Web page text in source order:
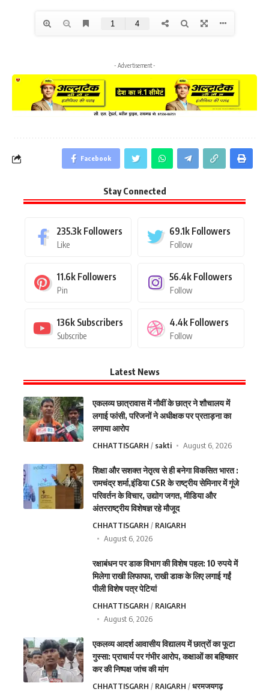
- Advertisement -
Facebook
Stay Connected
235.3k Followers
Like
69.1k Followers
Follow
11.6k Followers
Pin
56.4k Followers
Follow
136k Subscribers
Subscribe
4.4k Followers
Follow
Latest News
एकलव्य छात्रावास में नौवीं के छात्र ने शौचालय में
लगाई फांसी, परिजनों ने अधीक्षक पर प्रताड़ना का
लगाया आरोप
CHHATTISGARH sakti August 6, 2026
शिक्षा और सशक्त नेतृत्व से ही बनेगा विकसित भारत :
रामचंद्र शर्मा,इंडिया CSR के राष्ट्रीय सेमिनार में गूंजे
परिवर्तन के विचार, उद्योग जगत, मीडिया और
अंतरराष्ट्रीय विशेषज्ञ रहे मौजूद
CHHATTISGARH
RAIGARH
August 6, 2026
रक्षाबंधन पर डाक विभाग की विशेष पहल: 10 रुपये में
मिलेगा राखी लिफाफा, राखी डाक के लिए लगाई गईं
पीली विशेष पत्र पेटियां
CHHATTISGARH
RAIGARH
August 6, 2026
एकलव्य आदर्श आवासीय विद्यालय में छात्रों का फूटा
गुस्सा: प्राचार्य पर गंभीर आरोप, कक्षाओं का बहिष्कार
कर की निष्पक्ष जांच की मांग
CHHATTISGARH RAIGARH
धरमजयगढ़